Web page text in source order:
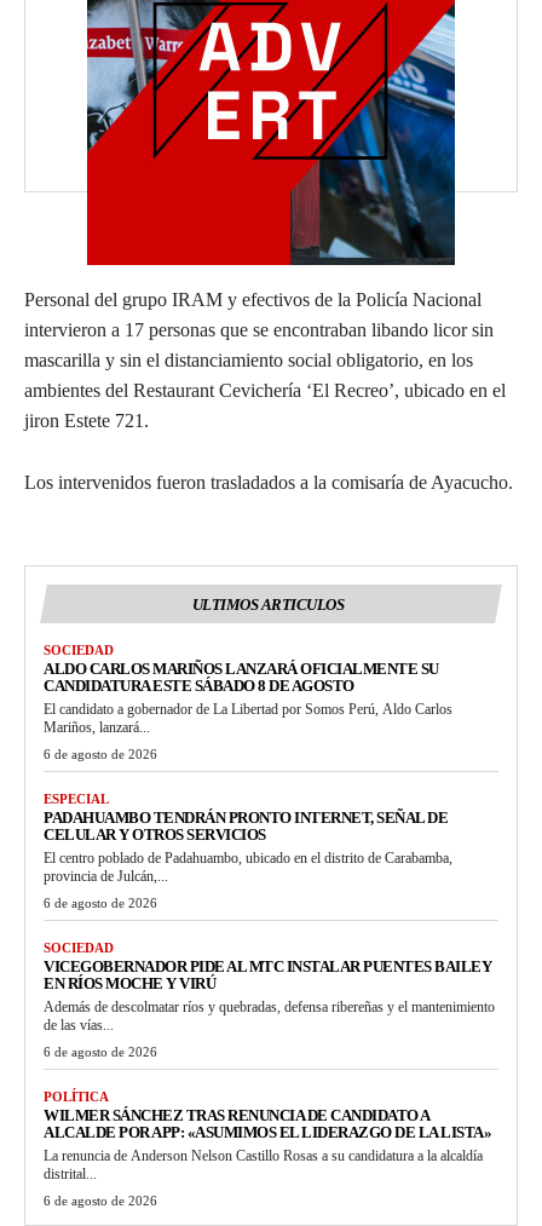
Personal del grupo IRAM y efectivos de la Policía Nacional
intervieron a 17 personas que se encontraban libando licor sin
mascarilla y sin el distanciamiento social obligatorio, en los
ambientes del Restaurant Cevichería ‘El Recreo’, ubicado en el
jiron Estete 721.
Los intervenidos fueron trasladados a la comisaría de Ayacucho.
ULTIMOS ARTICULOS
SOCIEDAD
ALDO CARLOS MARIÑOS LANZARÁ OFICIALMENTE SU
CANDIDATURA ESTE SÁBADO 8 DE AGOSTO
El candidato a gobernador de La Libertad por Somos Perú, Aldo Carlos
Mariños, lanzará...
6 de agosto de 2026
ESPECIAL
PADAHUAMBO TENDRÁN PRONTO INTERNET, SEÑAL DE
CELULAR Y OTROS SERVICIOS
El centro poblado de Padahuambo, ubicado en el distrito de Carabamba,
provincia de Julcán,...
6 de agosto de 2026
SOCIEDAD
VICEGOBERNADOR PIDE AL MTC INSTALAR PUENTES BAILEY
EN RÍOS MOCHE Y VIRÚ
Además de descolmatar ríos y quebradas, defensa ribereñas y el mantenimiento
de las vías...
6 de agosto de 2026
POLÍTICA
WILMER SÁNCHEZ TRAS RENUNCIA DE CANDIDATO A
ALCALDE POR APP: «ASUMIMOS EL LIDERAZGO DE LA LISTA»
La renuncia de Anderson Nelson Castillo Rosas a su candidatura a la alcaldía
distrital...
6 de agosto de 2026